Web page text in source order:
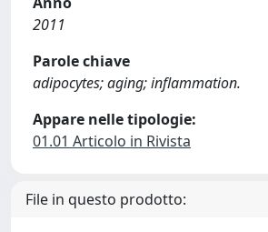
2011
Parole chiave
adipocytes; aging; inflammation.
Appare nelle tipologie:
01.01 Articolo in Rivista
File in questo prodotto: